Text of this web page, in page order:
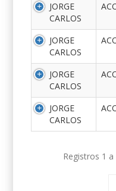
JORGE
CARLOS
JORGE
CARLOS
JORGE
CARLOS
JORGE
CARLOS
Registros 1 a